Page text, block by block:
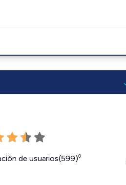
de usuarios(599)◊